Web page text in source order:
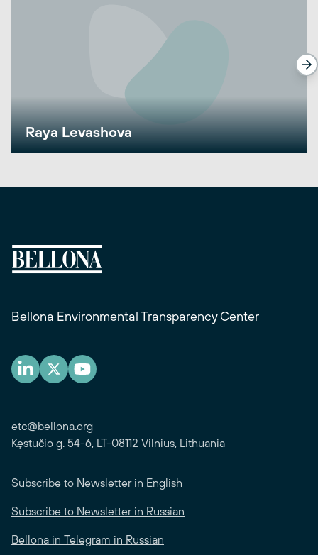
Raya Levashova
Bellona Environmental Transparency Center
etc@bellona.org
Kęstučio g. 54-6, LT-08112 Vilnius, Lithuania
Subscribe to Newsletter in English
Subscribe to Newsletter in Russian
Bellona in Telegram in Russian